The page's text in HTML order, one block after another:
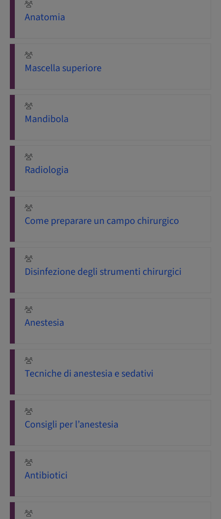
Anatomia
Mascella superiore
Mandibola
Radiologia
Come preparare un campo chirurgico
Disinfezione degli strumenti chirurgici
Anestesia
Tecniche di anestesia e sedativi
Consigli per l’anestesia
Antibiotici